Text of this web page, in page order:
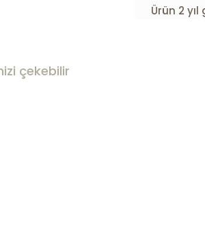
Ürün 2
çekebilir